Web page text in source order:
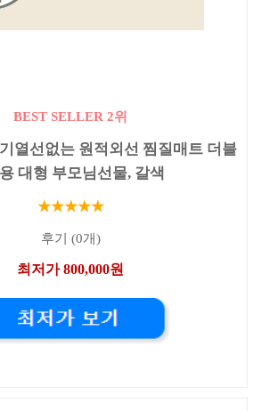
BEST SELLER 2위
열선없는 원적외선 찜질매트 더블
대형 부모님선물, 갈색
★★★★★
후기 (0개)
최저가 800,000원